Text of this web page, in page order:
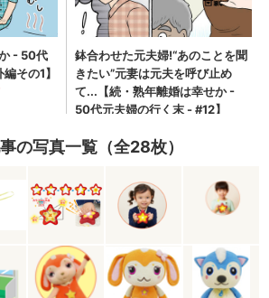
の写真一覧（全28枚）